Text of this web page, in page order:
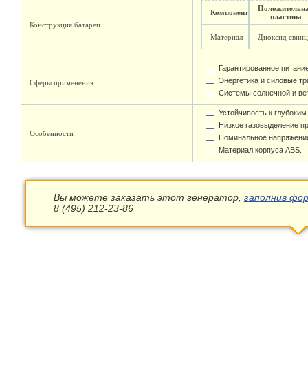
Конструкция батареи
Компонент
пластина
Материал Диоксид
Сферы применения
Гарантированное
Энергетика и силовые
Системы солнечной и
Особенности
Устойчивость к
Низкое газовыделение
Номинальное
Материал корпуса ABS.
Вы можете заказать этот генератор, заполнив
8 (495) 212-23-86